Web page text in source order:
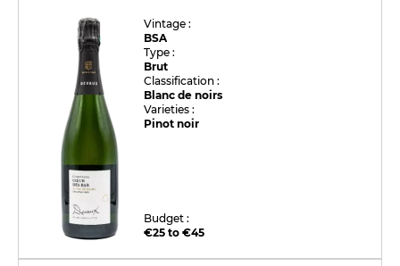
Vintage :
BSA
Type :
Brut
Classification :
Blanc de noirs
Varieties :
Pinot noir
Budget :
€25 to €45